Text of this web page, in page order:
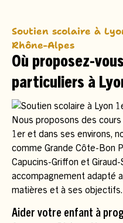
Soutien scolaire à
Rhône-Alpes
Où proposez-
particuliers à
Nous proposons des
1er et dans ses environs,
comme Grande Côte-Bon
Capucins-Griffon et Giraud-
accompagnement adapté
matières et à ses objectifs.
Aider votre enfant à